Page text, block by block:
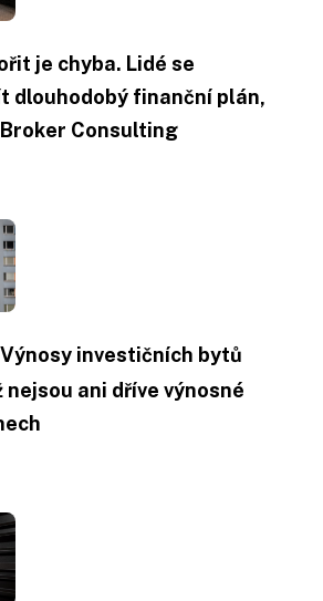
je chyba. Lidé se
dlouhodobý finanční plán,
Consulting
Výnosy investičních bytů
nejsou ani dříve výnosné